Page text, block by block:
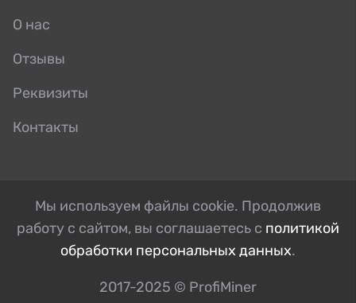
О нас
Отзывы
Реквизиты
Контакты
Мы используем файлы cookie. Продолжив
работу с сайтом, вы соглашаетесь с политикой
обработки персональных данных.
2017-2025 © ProfiMiner